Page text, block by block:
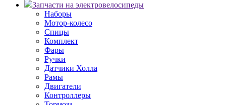
Запчасти на электровелосипеды
Наборы
Мотор-колесо
Спицы
Комплект
Фары
Ручки
Датчики Холла
Рамы
Двигатели
Контроллеры